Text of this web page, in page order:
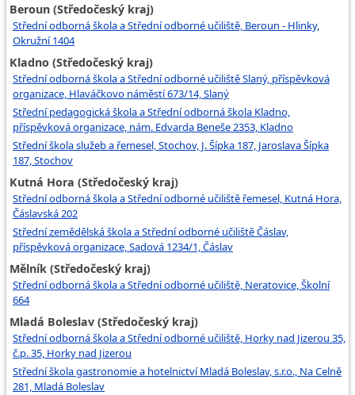
Beroun (Středočeský kraj)
Střední odborná škola a Střední odborné učiliště, Beroun - Hlinky,
Okružní 1404
Kladno (Středočeský kraj)
Střední odborná škola a Střední odborné učiliště Slaný, příspěvková
organizace, Hlaváčkovo náměstí 673/14, Slaný
Střední pedagogická škola a Střední odborná škola Kladno,
příspěvková organizace, nám. Edvarda Beneše 2353, Kladno
Střední škola služeb a řemesel, Stochov, J. Šípka 187, Jaroslava Šípka
187, Stochov
Kutná Hora (Středočeský kraj)
Střední odborná škola a Střední odborné učiliště řemesel, Kutná Hora,
Čáslavská 202
Střední zemědělská škola a Střední odborné učiliště Čáslav,
příspěvková organizace, Sadová 1234/1, Čáslav
Mělník (Středočeský kraj)
Střední odborná škola a Střední odborné učiliště, Neratovice, Školní
664
Mladá Boleslav (Středočeský kraj)
Střední odborná škola a Střední odborné učiliště, Horky nad Jizerou 35,
č.p. 35, Horky nad Jizerou
Střední škola gastronomie a hotelnictví Mladá Boleslav, s.r.o., Na Celně
281, Mladá Boleslav